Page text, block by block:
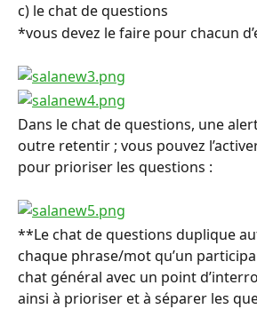
c) le chat de questions
*vous devez le faire pour chacun
Dans le chat de questions, une
outre retentir ; vous pouvez
pour prioriser les questions :
**Le chat de questions duplique
chaque phrase/mot qu’un
chat général avec un point
ainsi à prioriser et à séparer les